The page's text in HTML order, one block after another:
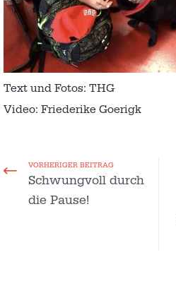
Text und Fotos: THG
Video: Friederike Goerigk
VORHERIGER BEITRAG
Schwungvoll durch
die Pause!